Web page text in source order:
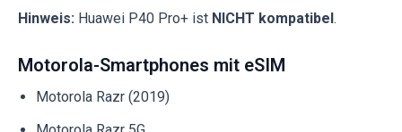
Hinweis: Huawei P40 Pro+ ist NICHT kompatibel.
Motorola-Smartphones mit eSIM
Motorola Razr (2019)